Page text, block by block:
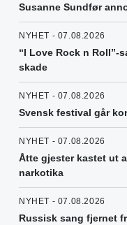
Susanne Sundfør
NYHET - 07.08.2026
“I Love Rock n Roll”-
skade
NYHET - 07.08.2026
Svensk festival går
NYHET - 07.08.2026
Åtte gjester kastet ut
narkotika
NYHET - 07.08.2026
Russisk sang fjernet